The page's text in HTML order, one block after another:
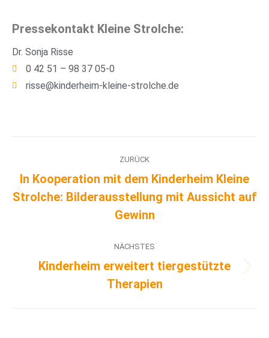
Pressekontakt Kleine Strolche:
Dr. Sonja Risse
0 42 51 – 98 37 05-0
risse@kinderheim-kleine-strolche.de
ZURÜCK
In Kooperation mit dem Kinderheim Kleine
Strolche: Bilderausstellung mit Aussicht auf
Gewinn
NÄCHSTES
Kinderheim erweitert tiergestützte
Therapien